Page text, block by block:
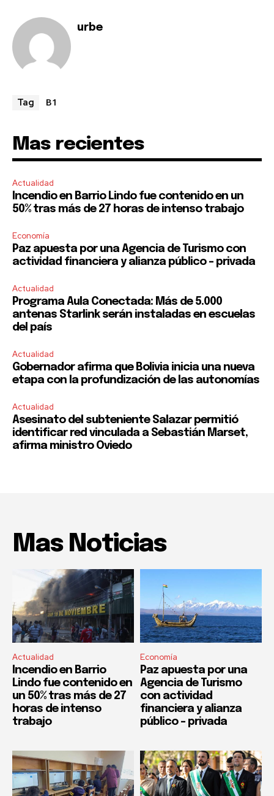
urbe
Tag B1
Mas recientes
Actualidad
Incendio en Barrio Lindo fue contenido en un
50% tras más de 27 horas de intenso trabajo
Economía
Paz apuesta por una Agencia de Turismo con
actividad financiera y alianza público – privada
Actualidad
Programa Aula Conectada: Más de 5.000
antenas Starlink serán instaladas en escuelas
del país
Actualidad
Gobernador afirma que Bolivia inicia una nueva
etapa con la profundización de las autonomías
Actualidad
Asesinato del subteniente Salazar permitió
identificar red vinculada a Sebastián Marset,
afirma ministro Oviedo
Mas Noticias
Actualidad
Incendio en Barrio
Lindo fue contenido en
un 50% tras más de 27
horas de intenso
trabajo
Economía
Paz apuesta por una
Agencia de Turismo
con actividad
financiera y alianza
público – privada